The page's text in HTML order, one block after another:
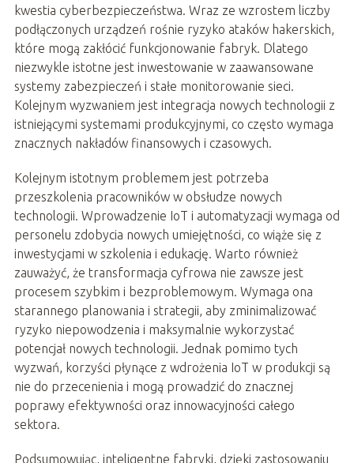
kwestia cyberbezpieczeństwa. Wraz ze wzrostem liczby
podłączonych urządzeń rośnie ryzyko ataków hakerskich,
które mogą zakłócić funkcjonowanie fabryk. Dlatego
niezwykle istotne jest inwestowanie w zaawansowane
systemy zabezpieczeń i stałe monitorowanie sieci.
Kolejnym wyzwaniem jest integracja nowych technologii z
istniejącymi systemami produkcyjnymi, co często wymaga
znacznych nakładów finansowych i czasowych.
Kolejnym istotnym problemem jest potrzeba
przeszkolenia pracowników w obsłudze nowych
technologii. Wprowadzenie IoT i automatyzacji wymaga od
personelu zdobycia nowych umiejętności, co wiąże się z
inwestycjami w szkolenia i edukację. Warto również
zauważyć, że transformacja cyfrowa nie zawsze jest
procesem szybkim i bezproblemowym. Wymaga ona
starannego planowania i strategii, aby zminimalizować
ryzyko niepowodzenia i maksymalnie wykorzystać
potencjał nowych technologii. Jednak pomimo tych
wyzwań, korzyści płynące z wdrożenia IoT w produkcji są
nie do przecenienia i mogą prowadzić do znacznej
poprawy efektywności oraz innowacyjności całego
sektora.
Podsumowując, inteligentne fabryki, dzięki zastosowaniu